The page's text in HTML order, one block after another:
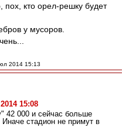
пох, кто орел-решку будет
у мусоров.
2014 15:13
15:08
42 000 и сейчас больше
Иначе стадион не примут в